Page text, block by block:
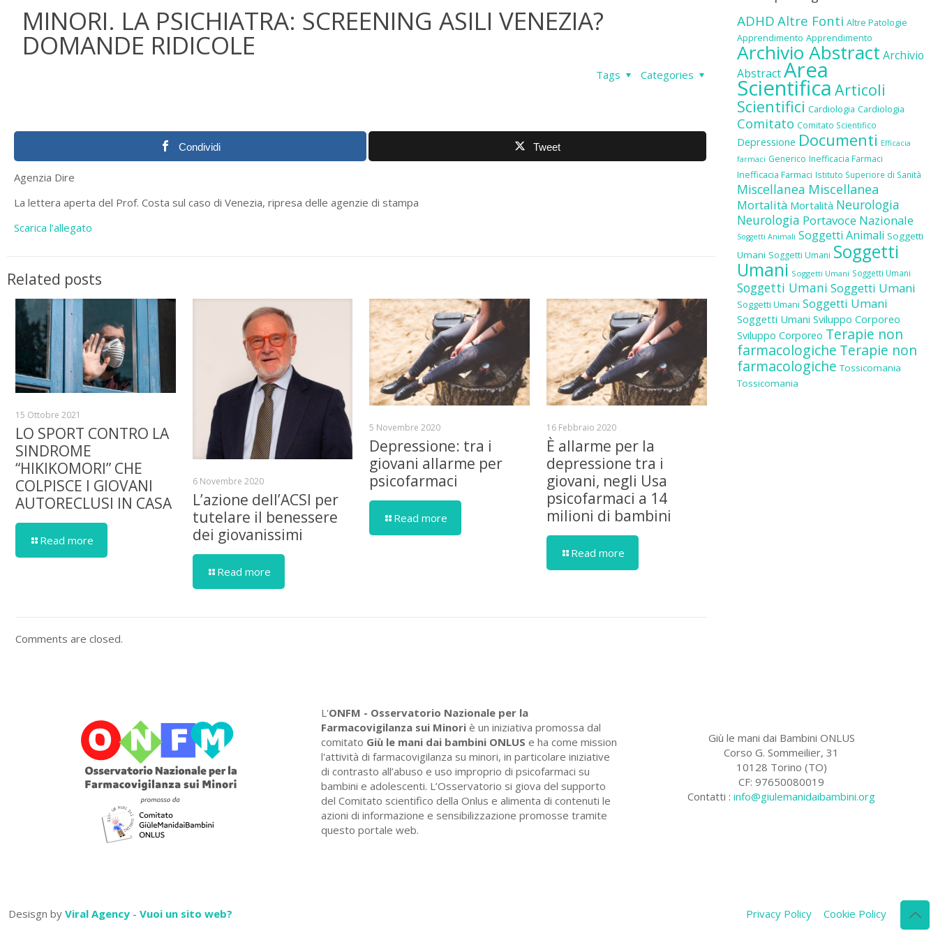
MINORI. LA PSICHIATRA: SCREENING ASILI VENEZIA?
DOMANDE RIDICOLE
Categories
Tags
Condividi Tweet
Agenzia Dire
La lettera aperta del Prof. Costa sul caso di Venezia, ripresa delle agenzie di stampa
Scarica l’allegato
Related posts
15 Ottobre 2021
LO SPORT CONTRO LA
SINDROME
“HIKIKOMORI” CHE
COLPISCE I GIOVANI
AUTORECLUSI IN CASA
Read more
6 Novembre 2020
L’azione dell’ACSI per
tutelare il benessere
dei giovanissimi
Read more
5 Novembre 2020
Depressione: tra i
giovani allarme per
psicofarmaci
Read more
16 Febbraio 2020
È allarme per la
depressione tra i
giovani, negli Usa
psicofarmaci a 14
milioni di bambini
Read more
Comments are closed.
ADHD Altre Fonti Altre Patologie
Apprendimento Apprendimento
Archivio Abstract Archivio
AbstractArea
Scientifica Articoli
Scientifici Cardiologia Cardiologia
Comitato Comitato Scientifico
Depressione Documenti Efficacia
farmaci Generico Inefficacia Farmaci
Inefficacia Farmaci Istituto Superiore di Sanità
Miscellanea Miscellanea
Mortalità Mortalità Neurologia
Neurologia Portavoce Nazionale
Soggetti Animali Soggetti Animali Soggetti
Umani Soggetti Umani Soggetti
Umani Soggetti Umani Soggetti Umani
Soggetti Umani Soggetti Umani
Soggetti Umani Soggetti Umani
Soggetti Umani Sviluppo Corporeo
Sviluppo Corporeo Terapie non
farmacologiche Terapie non
farmacologiche Tossicomania
Tossicomania
L'ONFM - Osservatorio Nazionale per la
Farmacovigilanza sui Minori è un iniziativa promossa dal
comitato Giù le mani dai bambini ONLUS e ha come mission
l'attività di farmacovigilanza su minori, in particolare iniziative
di contrasto all’abuso e uso improprio di psicofarmaci su
bambini e adolescenti. L’Osservatorio si giova del supporto
del Comitato scientifico della Onlus e alimenta di contenuti le
azioni di informazione e sensibilizzazione promosse tramite
questo portale web.
Giù le mani dai Bambini ONLUS
Corso G. Sommeilier, 31
10128 Torino (TO)
CF: 97650080019
Contatti :info@giulemanidaibambini.org
Desisgn by Viral Agency - Vuoi un sito web? Privacy Policy Cookie Policy